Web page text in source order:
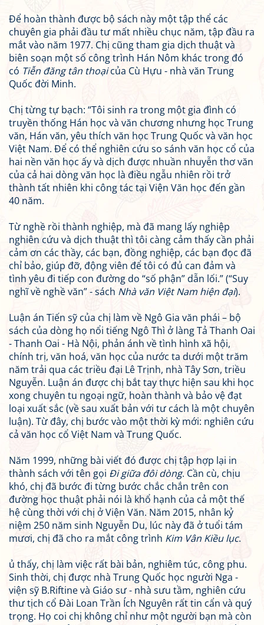
Để hoàn thành được bộ sách này một tập thể các
chuyên gia phải đầu tư mất nhiều chục năm, tập đầu ra
mắt vào năm 1977. Chị cũng tham gia dịch thuật và
biên soạn một số công trình Hán Nôm khác trong đó
có Tiễn đăng tân thoạicủa Cù Hựu - nhà văn Trung
Quốc đời Minh.
Chị từng tự bạch: “Tôi sinh ra trong một gia đình có
truyền thống Hán học và văn chương nhưng học Trung
văn, Hán văn, yêu thích văn học Trung Quốc và văn học
Việt Nam. Để có thể nghiên cứu so sánh văn học cổ của
hai nền văn học ấy và dịch được nhuần nhuyễn thơ văn
của cả hai dòng văn học là điều ngẫu nhiên rồi trở
thành tất nhiên khi công tác tại Viện Văn học đến gần
40 năm.
Từ nghề rồi thành nghiệp, mà đã mang lấy nghiệp
nghiên cứu và dịch thuật thì tôi càng cảm thấy cần phải
cảm ơn các thầy, các bạn, đồng nghiệp, các bạn đọc đã
chỉ bảo, giúp đỡ, động viên để tôi có đủ can đảm và
tình yêu đi tiếp con đường do “số phận” dẫn lối.” (“Suy
nghĩ về nghề văn” - sách Nhà văn Việt Nam hiện đại).
Luận án Tiến sỹ của chị làm về Ngô Gia văn phái – bộ
sách của dòng họ nổi tiếng Ngô Thì ở làng Tả Thanh Oai
- Thanh Oai - Hà Nội, phản ánh về tình hình xã hội,
chính trị, văn hoá, văn học của nước ta dưới một trăm
năm trải qua các triều đại Lê Trịnh, nhà Tây Sơn, triều
Nguyễn. Luận án được chị bắt tay thực hiện sau khi học
xong chuyên tu ngoại ngữ, hoàn thành và bảo vệ đạt
loại xuất sắc (về sau xuất bản với tư cách là một chuyên
luận). Từ đây, chị bước vào một thời kỳ mới: nghiên cứu
cả văn học cổ Việt Nam và Trung Quốc.
Năm 1999, những bài viết đó được chị tập hợp lại in
thành sách với tên gọi Đi giữa đôi dòng. Cần cù, chịu
khó, chị đã bước đi từng bước chắc chắn trên con
đường học thuật phải nói là khổ hạnh của cả một thế
hệ cùng thời với chị ở Viện Văn. Năm 2015, nhân kỷ
niệm 250 năm sinh Nguyễn Du, lúc này đã ở tuổi tám
mươi, chị đã cho ra mắt công trình Kim Vân Kiều lục.
ủ thấy, chị làm việc rất bài bản, nghiêm túc, công phu.
Sinh thời, chị được nhà Trung Quốc học người Nga -
viện sỹ B.Riftine và Giáo sư - nhà sưu tầm, nghiên cứu
thư tịch cổ Đài Loan Trần Ích Nguyên rất tin cẩn và quý
trọng. Họ coi chị không chỉ như một người bạn mà còn